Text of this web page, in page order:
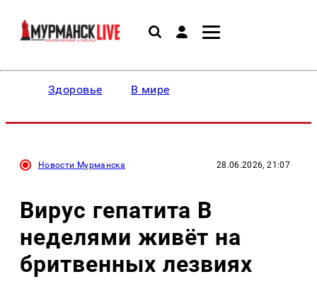
Здоровье В мире
Новости Мурманска 28.06.2026, 21:07
Вирус гепатита B
неделями живёт на
бритвенных лезвиях